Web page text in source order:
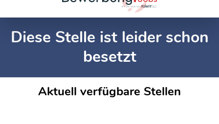
Diese Stelle ist leider schon
besetzt
Aktuell verfügbare Stellen